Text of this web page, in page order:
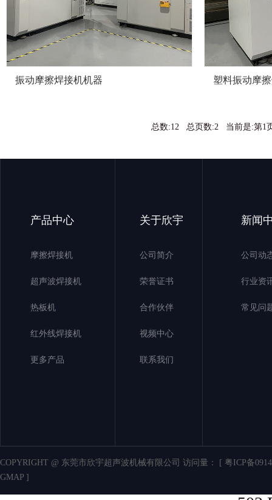
振动摩擦焊接机机器 塑料振动摩
总数:12 总页数:2 当前是:第1
产品中心
摩擦焊接机
超声波焊接机
热板机
红外线焊接机
更多产品
关于欣宇
公司简介
荣誉证书
合作伙伴
视频中心
联系我们
新闻
公司动
行业资
常见问
COPYRIGHT @ 东莞市欣宇超声波机械有限公司 访问量：
[ 粤ICP备
GMAP ]